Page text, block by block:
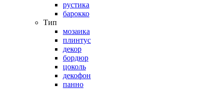
рустика
барокко
Тип
мозаика
плинтус
декор
бордюр
цоколь
декофон
панно